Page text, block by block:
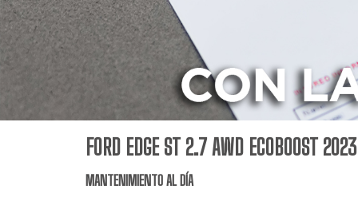
FORD EDGE ST 2.7 AWD ECOBOOST 2023
MANTENIMIENTO AL DÍA